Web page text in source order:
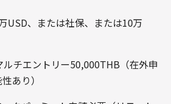
USD、または社保、または10万
ルチエントリー50,000THB（在外申
あり）